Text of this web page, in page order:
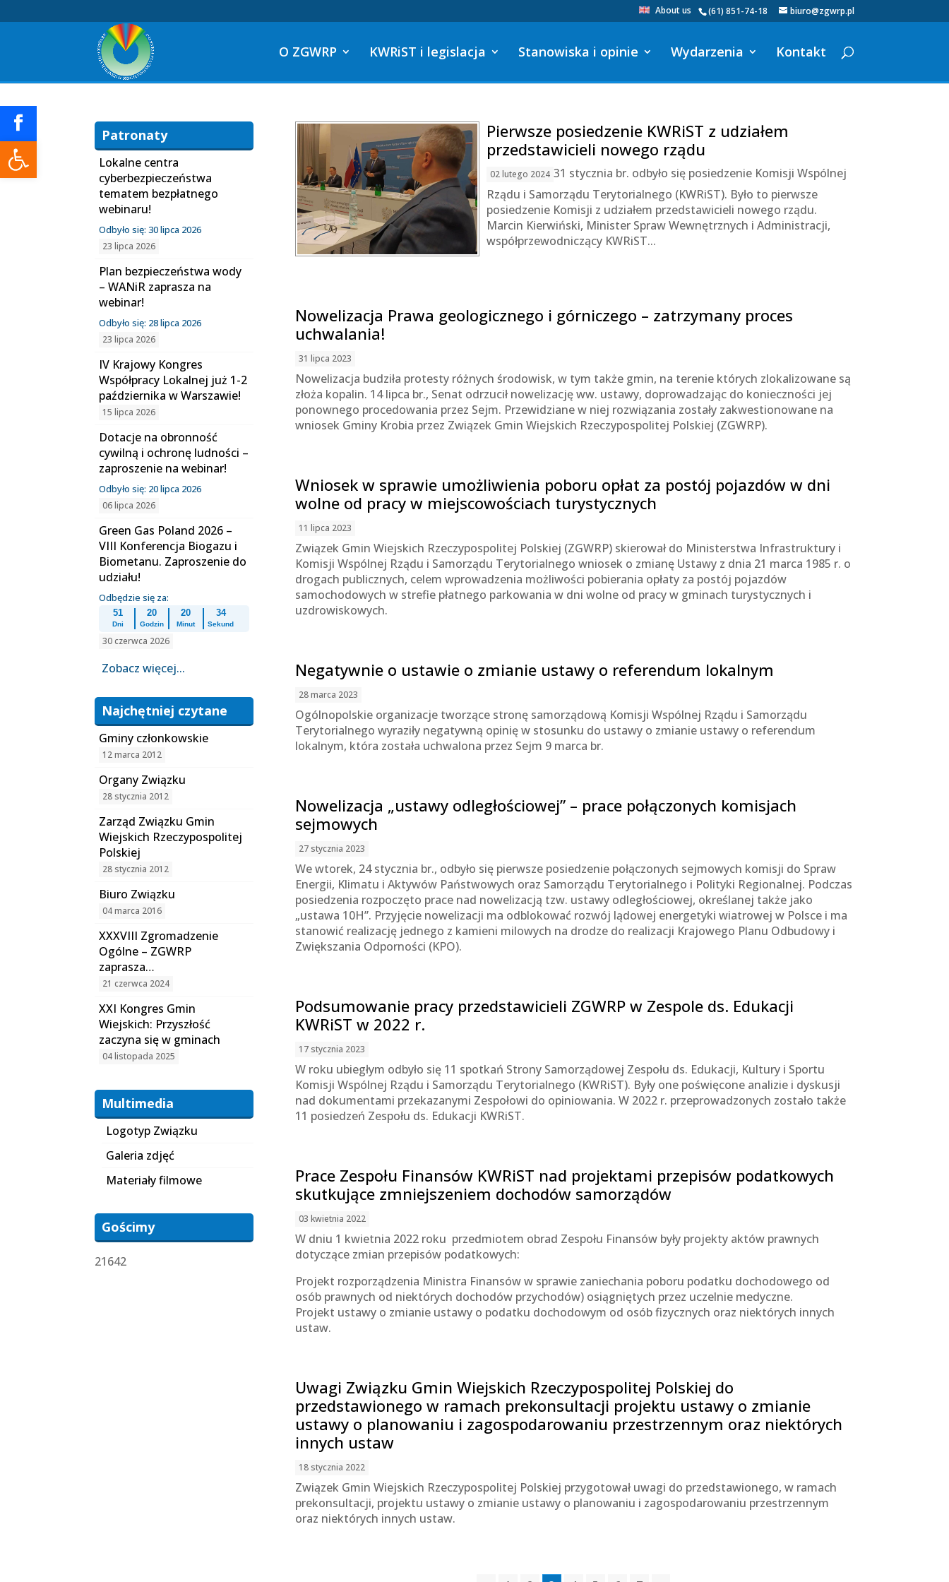
Otwórz pasek narzędzi
(61) 851-74-18 biuro@zgwrp.pl
About us
O ZGWRP KWRiST i legislacja Stanowiska i opinie Wydarzenia Kontakt
Pierwsze posiedzenie KWRiST z udziałem
przedstawicieli nowego rządu
02 lutego 2024 31 stycznia br. odbyło się posiedzenie Komisji Wspólnej
Rządu i Samorządu Terytorialnego (KWRiST). Było to pierwsze
posiedzenie Komisji z udziałem przedstawicieli nowego rządu.
Marcin Kierwiński, Minister Spraw Wewnętrznych i Administracji,
współprzewodniczący KWRiST...
Nowelizacja Prawa geologicznego i górniczego – zatrzymany proces
uchwalania!
31 lipca 2023
Nowelizacja budziła protesty różnych środowisk, w tym także gmin, na terenie których zlokalizowane są
złoża kopalin. 14 lipca br., Senat odrzucił nowelizację ww. ustawy, doprowadzając do konieczności jej
ponownego procedowania przez Sejm. Przewidziane w niej rozwiązania zostały zakwestionowane na
wniosek Gminy Krobia przez Związek Gmin Wiejskich Rzeczypospolitej Polskiej (ZGWRP).
Wniosek w sprawie umożliwienia poboru opłat za postój pojazdów w dni
wolne od pracy w miejscowościach turystycznych
11 lipca 2023
Związek Gmin Wiejskich Rzeczypospolitej Polskiej (ZGWRP) skierował do Ministerstwa Infrastruktury i
Komisji Wspólnej Rządu i Samorządu Terytorialnego wniosek o zmianę Ustawy z dnia 21 marca 1985 r. o
drogach publicznych, celem wprowadzenia możliwości pobierania opłaty za postój pojazdów
samochodowych w strefie płatnego parkowania w dni wolne od pracy w gminach turystycznych i
uzdrowiskowych.
Negatywnie o ustawie o zmianie ustawy o referendum lokalnym
28 marca 2023
Ogólnopolskie organizacje tworzące stronę samorządową Komisji Wspólnej Rządu i Samorządu
Terytorialnego wyraziły negatywną opinię w stosunku do ustawy o zmianie ustawy o referendum
lokalnym, która została uchwalona przez Sejm 9 marca br.
Nowelizacja „ustawy odległościowej” – prace połączonych komisjach
sejmowych
27 stycznia 2023
We wtorek, 24 stycznia br., odbyło się pierwsze posiedzenie połączonych sejmowych komisji do Spraw
Energii, Klimatu i Aktywów Państwowych oraz Samorządu Terytorialnego i Polityki Regionalnej. Podczas
posiedzenia rozpoczęto prace nad nowelizacją tzw. ustawy odległościowej, określanej także jako
„ustawa 10H”. Przyjęcie nowelizacji ma odblokować rozwój lądowej energetyki wiatrowej w Polsce i ma
stanowić realizację jednego z kamieni milowych na drodze do realizacji Krajowego Planu Odbudowy i
Zwiększania Odporności (KPO).
Podsumowanie pracy przedstawicieli ZGWRP w Zespole ds. Edukacji
KWRiST w 2022 r.
17 stycznia 2023
W roku ubiegłym odbyło się 11 spotkań Strony Samorządowej Zespołu ds. Edukacji, Kultury i Sportu
Komisji Wspólnej Rządu i Samorządu Terytorialnego (KWRiST). Były one poświęcone analizie i dyskusji
nad dokumentami przekazanymi Zespołowi do opiniowania. W 2022 r. przeprowadzonych zostało także
11 posiedzeń Zespołu ds. Edukacji KWRiST.
Prace Zespołu Finansów KWRiST nad projektami przepisów podatkowych
skutkujące zmniejszeniem dochodów samorządów
03 kwietnia 2022
W dniu 1 kwietnia 2022 roku przedmiotem obrad Zespołu Finansów były projekty aktów prawnych
dotyczące zmian przepisów podatkowych:
Projekt rozporządzenia Ministra Finansów w sprawie zaniechania poboru podatku dochodowego od
osób prawnych od niektórych dochodów przychodów) osiągniętych przez uczelnie medyczne.
Projekt ustawy o zmianie ustawy o podatku dochodowym od osób fizycznych oraz niektórych innych
ustaw.
Uwagi Związku Gmin Wiejskich Rzeczypospolitej Polskiej do
przedstawionego w ramach prekonsultacji projektu ustawy o zmianie
ustawy o planowaniu i zagospodarowaniu przestrzennym oraz niektórych
innych ustaw
18 stycznia 2022
Związek Gmin Wiejskich Rzeczypospolitej Polskiej przygotował uwagi do przedstawionego, w ramach
prekonsultacji, projektu ustawy o zmianie ustawy o planowaniu i zagospodarowaniu przestrzennym
oraz niektórych innych ustaw.
Patronaty
Lokalne centra
cyberbezpieczeństwa
tematem bezpłatnego
webinaru!
Odbyło się: 30 lipca 2026
23 lipca 2026
Plan bezpieczeństwa wody
– WANiR zaprasza na
webinar!
Odbyło się: 28 lipca 2026
23 lipca 2026
IV Krajowy Kongres
Współpracy Lokalnej już 1-2
października w Warszawie!
15 lipca 2026
Dotacje na obronność
cywilną i ochronę ludności –
zaproszenie na webinar!
Odbyło się: 20 lipca 2026
06 lipca 2026
Green Gas Poland 2026 –
VIII Konferencja Biogazu i
Biometanu. Zaproszenie do
udziału!
Odbędzie się za:
51
Dni
20
Godzin
20
Minut
34
Sekund
30 czerwca 2026
Zobacz więcej...
Najchętniej czytane
Gminy członkowskie
12 marca 2012
Organy Związku
28 stycznia 2012
Zarząd Związku Gmin
Wiejskich Rzeczypospolitej
Polskiej
28 stycznia 2012
Biuro Związku
04 marca 2016
XXXVIII Zgromadzenie
Ogólne – ZGWRP
zaprasza…
21 czerwca 2024
XXI Kongres Gmin
Wiejskich: Przyszłość
zaczyna się w gminach
04 listopada 2025
Multimedia
Logotyp Związku
Galeria zdjęć
Materiały filmowe
Gościmy
21642